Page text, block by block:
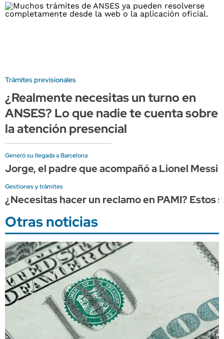
Trámites previsionales
¿Realmente necesitas un turno en
ANSES? Lo que nadie te cuenta sobre
la atención presencial
Generó su llegada a Barcelona
Jorge, el padre que acompañó a Lionel
Gestiones y trámites
¿Necesitas hacer un reclamo en PAMI?
Otras noticias